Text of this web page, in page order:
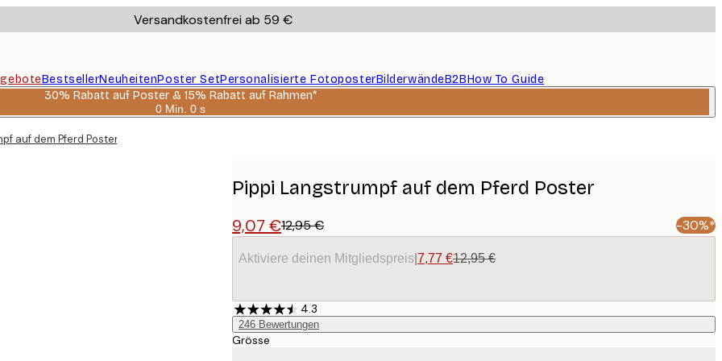
Versandkostenfrei ab 59 €
BestsellerNeuheitenPoster SetPersonalisierte FotoposterBilderwändeB2BHow To Guide
30% Rabatt auf Poster & 15% Rabatt auf Rahmen*
0 Min. 0 s
Gültig
auf dem Pferd Poster
Pippi Langstrumpf auf dem Pferd Poster
9,07 €12,95 € -30%*
Aktiviere deinen Mitgliedspreis 7,77 €12,95 €
4.3
246 Bewertungen
Grösse